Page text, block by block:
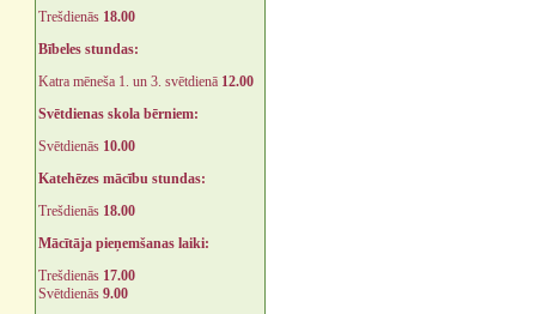
Trešdienās 18.00
Bībeles stundas:
Katra mēneša 1. un 3. svētdienā 12.00
Svētdienas skola bērniem:
Svētdienās 10.00
Katehēzes mācību stundas:
Trešdienās 18.00
Mācītāja pieņemšanas laiki:
Trešdienās 17.00
Svētdienās 9.00